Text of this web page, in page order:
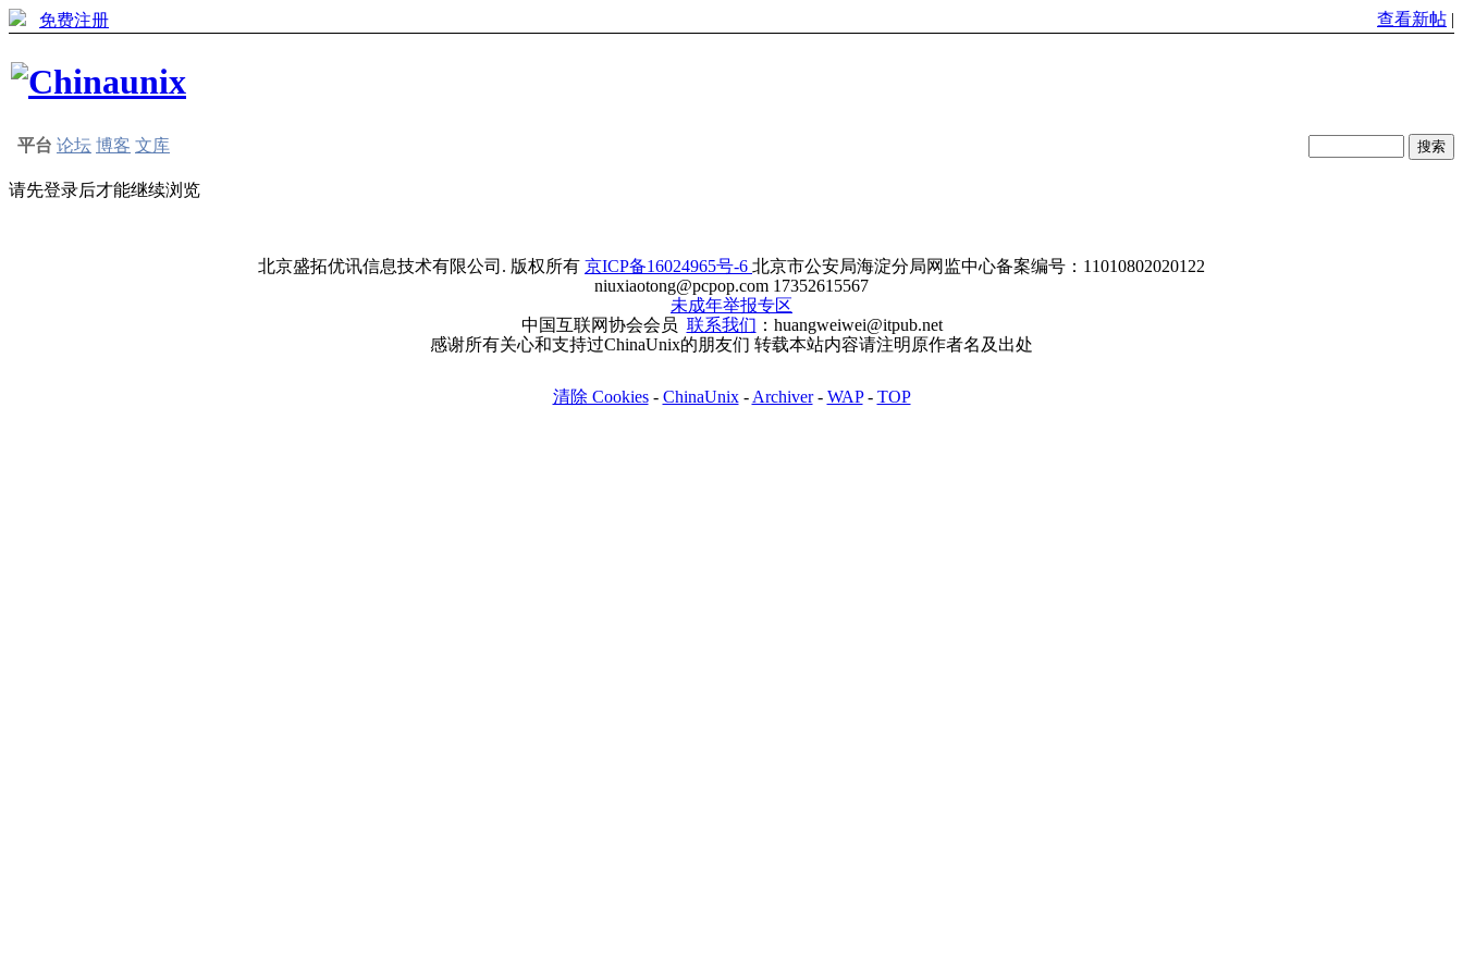
免费注册 查看新帖 |
平台 论坛 博客 文库
请先登录后才能继续浏览
北京盛拓优讯信息技术有限公司. 版权所有 京ICP备16024965号-6 北京市公安局海淀分局网监中心备案编号：11010802020122
niuxiaotong@pcpop.com 17352615567
未成年举报专区
中国互联网协会会员 联系我们 ：huangweiwei@itpub.net
感谢所有关心和支持过ChinaUnix的朋友们 转载本站内容请注明原作者名及出处
清除 Cookies- ChinaUnix- Archiver- WAP- TOP